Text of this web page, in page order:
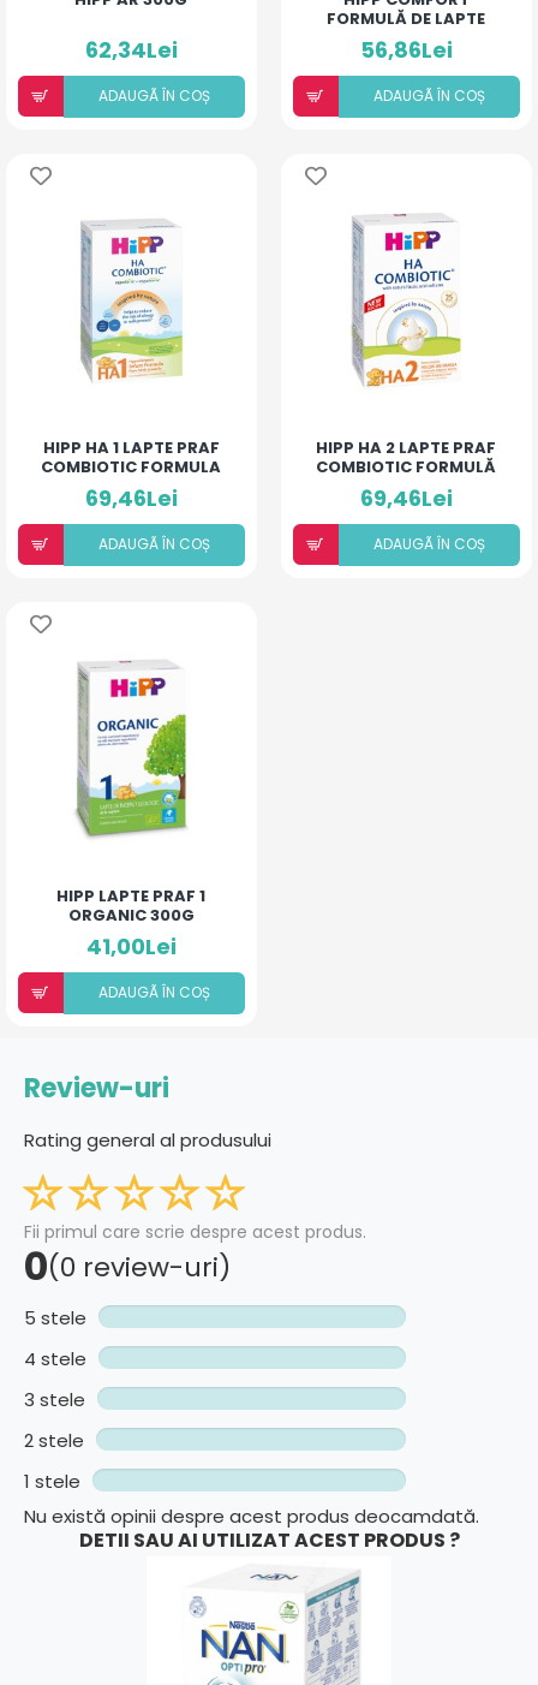
62,34Lei
ADAUGÃ ÎN COȘ
FORMULĂ DE LAPTE
SPECIALĂ 300G
56,86Lei
ADAUGÃ ÎN COȘ
HIPP HA 1 LAPTE PRAF
COMBIOTIC FORMULA
NOUA* 350G
69,46Lei
ADAUGÃ ÎN COȘ
HIPP HA 2 LAPTE PRAF
COMBIOTIC FORMULĂ
NOUĂ* 350G
69,46Lei
ADAUGÃ ÎN COȘ
HIPP LAPTE PRAF 1
ORGANIC 300G
41,00Lei
ADAUGÃ ÎN COȘ
Review-uri
Rating general al produsului
Fii primul care scrie despre acest produs.
0(0 review-uri)
5 stele
4 stele
3 stele
2 stele
1 stele
Nu există opinii despre acest produs deocamdată.
DETII SAU AI UTILIZAT ACEST PRODUS ?